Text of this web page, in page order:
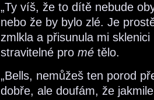
„Ty víš, že to dítě nebude
nebo že by bylo zlé. Je
zmlkla a přisunula mi
stravitelné pro mé tělo.
„Bells, nemůžeš ten porod
dobře, ale doufám, že